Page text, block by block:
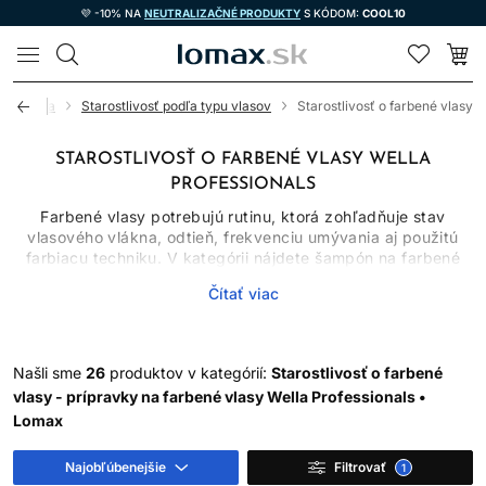
💜 -10% NA NEUTRALIZAČNÉ PRODUKTY S KÓDOM: COOL10
LOMAX
Starostlivosť podľa typu vlasov Starostlivosť o farbené vlasy
STAROSTLIVOSŤ O FARBENÉ VLASY WELLA
PROFESSIONALS
Farbené vlasy potrebujú rutinu, ktorá zohľadňuje stav
vlasového vlákna, odtieň, frekvenciu umývania aj použitú
farbiacu techniku. V kategórii nájdete šampón na farbené
Jednotlivé produkty majú rozdielne úlohy: šampón čistí,
Žiadny produkt nedokáže zastaviť blednutie úplne. Farba sa
mení umývaním, pôsobením tepla, UV žiarenia, vody aj
prirodzeným odrastaním. Správne zvolená rutina však môže
obmedziť zbytočné vymývanie a udržať vlasy hladšie a
Čítať viac
Našli sme 26 produktov v kategórií: Starostlivosť o farbené
vlasy - prípravky na farbené vlasy Wella Professionals •
Lomax
Najobľúbenejšie Filtrovať 1